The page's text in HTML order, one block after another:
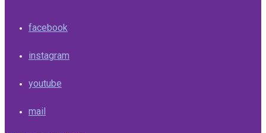
facebook
instagram
youtube
mail